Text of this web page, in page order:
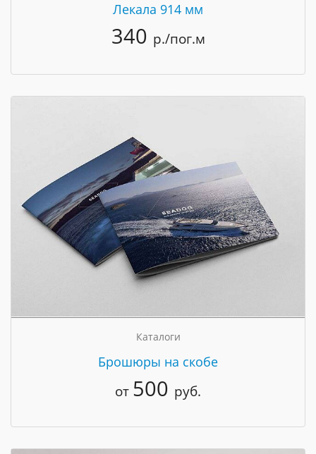
Лекала 914 мм
340 р./пог.м
Каталоги
Брошюры на скобе
от 500 руб.